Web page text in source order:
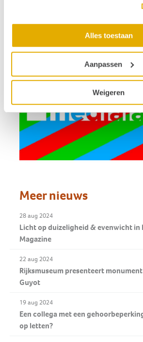
Alles toestaan
Aanpassen
Weigeren
Meer nieuws
28 aug 2024
Licht op duizeligheid & evenwicht in
Magazine
22 aug 2024
Rijksmuseum presenteert
Guyot
19 aug 2024
Een collega met een
op letten?